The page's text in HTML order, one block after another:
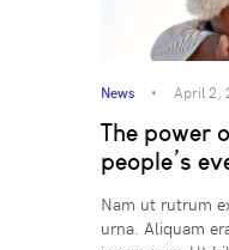
News April 2,
The power
people’s
Nam ut rutrum
urna. Aliquam